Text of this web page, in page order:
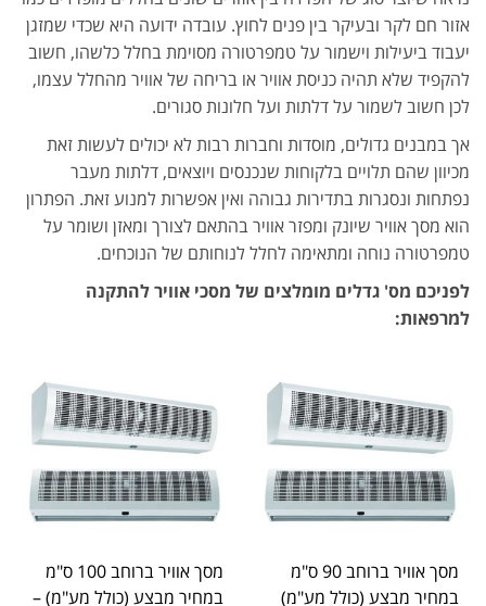
אזור חם לקר ובעיקר בין פנים לחוץ. עובדה ידועה היא שכדי שמזגן
יעבוד ביעילות וישמור על טמפרטורה מסוימת בחלל כלשהו, חשוב
להקפיד שלא תהיה כניסת אוויר או בריחה של אוויר מהחלל עצמו,
לכן חשוב לשמור על דלתות ועל חלונות סגורים.
אך במבנים גדולים, מוסדות וחברות רבות לא יכולים לעשות זאת
מכיוון שהם תלויים בלקוחות שנכנסים ויוצאים, דלתות מעבר
נפתחות ונסגרות בתדירות גבוהה ואין אפשרות למנוע זאת. הפתרון
הוא מסך אוויר שיונק ומפזר אוויר בהתאם לצורך ומאזן ושומר על
טמפרטורה נוחה ומתאימה לחלל לנוחותם של הנוכחים.
לפניכם מס' גדלים מומלצים של מסכי אוויר להתקנה
למרפאות:
מסך אוויר ברוחב 90 ס"מ
במחיר מבצע (כולל מע"מ)
מסך אוויר ברוחב 100 ס"מ
במחיר מבצע (כולל מע"מ) –